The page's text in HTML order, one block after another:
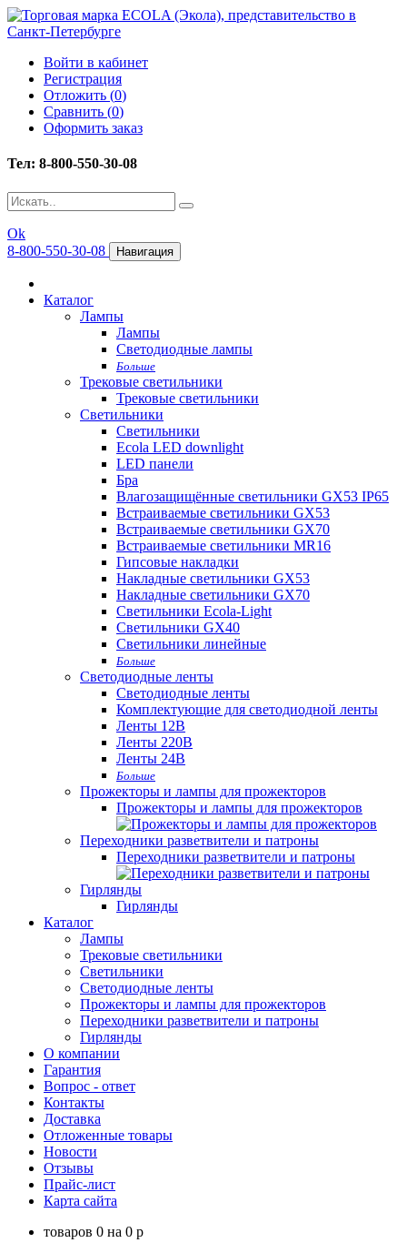
Войти в кабинет
Регистрация
Отложить (0)
Сравнить (0)
Оформить заказ
Тел: 8-800-550-30-08
Ok
8-800-550-30-08
Навигация
Каталог
Лампы
Лампы
Светодиодные лампы
Больше
Трековые светильники
Трековые светильники
Светильники
Светильники
Ecola LED downlight
LED панели
Бра
Влагозащищённые светильники GX53 IP65
Встраиваемые светильники GX53
Встраиваемые светильники GX70
Встраиваемые светильники MR16
Гипсовые накладки
Накладные светильники GX53
Накладные светильники GX70
Светильники Ecola-Light
Светильники GX40
Светильники линейные
Больше
Светодиодные ленты
Светодиодные ленты
Комплектующие для светодиодной ленты
Ленты 12В
Ленты 220В
Ленты 24В
Больше
Прожекторы и лампы для прожекторов
Прожекторы и лампы для прожекторов
Переходники разветвители и патроны
Переходники разветвители и патроны
Гирлянды
Гирлянды
Каталог
Лампы
Трековые светильники
Светильники
Светодиодные ленты
Прожекторы и лампы для прожекторов
Переходники разветвители и патроны
Гирлянды
О компании
Гарантия
Вопрос - ответ
Контакты
Доставка
Отложенные товары
Новости
Отзывы
Прайс-лист
Карта сайта
товаров 0 на 0 p